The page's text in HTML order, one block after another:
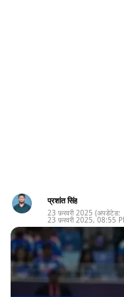
प्रशांत सिंह
23 फ़रवरी 2025 (अपडेटेड:
23 फ़रवरी 2025, 08:55